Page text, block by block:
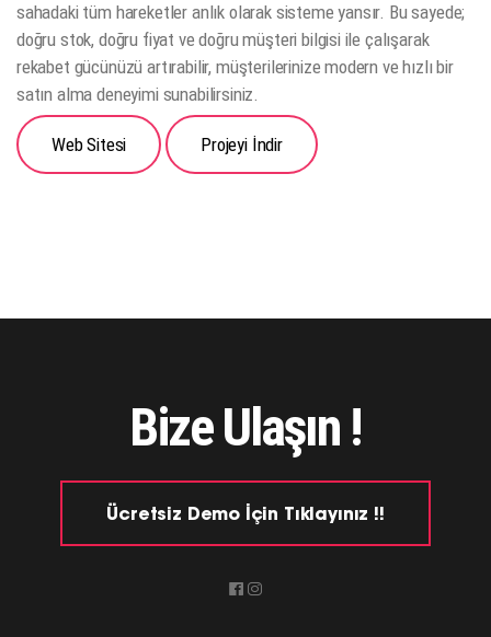
sahadaki tüm hareketler anlık olarak sisteme yansır. Bu sayede;
doğru stok, doğru fiyat ve doğru müşteri bilgisi ile çalışarak
rekabet gücünüzü artırabilir, müşterilerinize modern ve hızlı bir
satın alma deneyimi sunabilirsiniz.
Web Sitesi Projeyi İndir
Bize Ulaşın !
Ücretsiz Demo İçin Tıklayınız !!